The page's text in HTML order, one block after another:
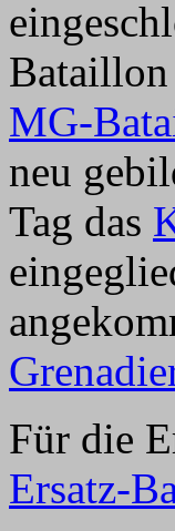
MG-
neu
Tag das
Für die
Ersatz-